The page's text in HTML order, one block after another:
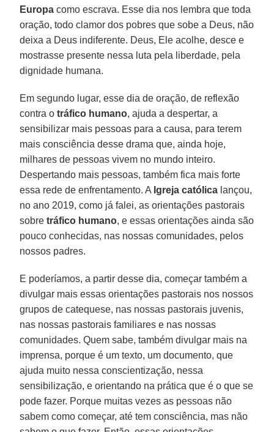
Europa como escrava. Esse dia nos lembra que toda
oração, todo clamor dos pobres que sobe a Deus, não
deixa a Deus indiferente. Deus, Ele acolhe, desce e
mostrasse presente nessa luta pela liberdade, pela
dignidade humana.
Em segundo lugar, esse dia de oração, de reflexão
contra otráfico humano, ajuda a despertar, a
sensibilizar mais pessoas para a causa, para terem
mais consciência desse drama que, ainda hoje,
milhares de pessoas vivem no mundo inteiro.
Despertando mais pessoas, também fica mais forte
essa rede de enfrentamento. A Igreja católica lançou,
no ano 2019, como já falei, as orientações pastorais
sobretráfico humano, e essas orientações ainda são
pouco conhecidas, nas nossas comunidades, pelos
nossos padres.
E poderíamos, a partir desse dia, começar também a
divulgar mais essas orientações pastorais nos nossos
grupos de catequese, nas nossas pastorais juvenis,
nas nossas pastorais familiares e nas nossas
comunidades. Quem sabe, também divulgar mais na
imprensa, porque é um texto, um documento, que
ajuda muito nessa conscientização, nessa
sensibilização, e orientando na prática que é o que se
pode fazer. Porque muitas vezes as pessoas não
sabem como começar, até tem consciência, mas não